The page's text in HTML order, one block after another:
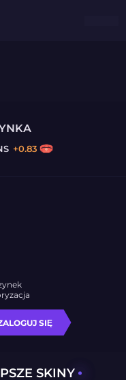
+0.83
SIĘ
SKINY